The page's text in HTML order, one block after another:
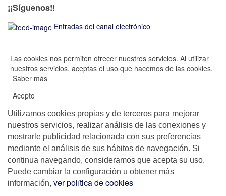
¡¡Síguenos!!
Entradas del canal electrónico
Las cookies nos permiten ofrecer nuestros servicios. Al utilizar
nuestros servicios, aceptas el uso que hacemos de las cookies.
Saber más
Acepto
Utilizamos cookies propias y de terceros para mejorar
nuestros servicios, realizar análisis de las conexiones y
mostrarle publicidad relacionada con sus preferencias
mediante el análisis de sus hábitos de navegación. Si
continua navegando, consideramos que acepta su uso.
Puede cambiar la configuración u obtener más
información, ver política de cookies